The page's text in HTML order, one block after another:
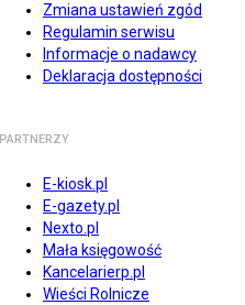
Zmiana ustawień zgód
Regulamin serwisu
Informacje o nadawcy
Deklaracja dostępności
PARTNERZY
E-kiosk.pl
E-gazety.pl
Nexto.pl
Mała księgowość
Kancelarierp.pl
Wieści Rolnicze